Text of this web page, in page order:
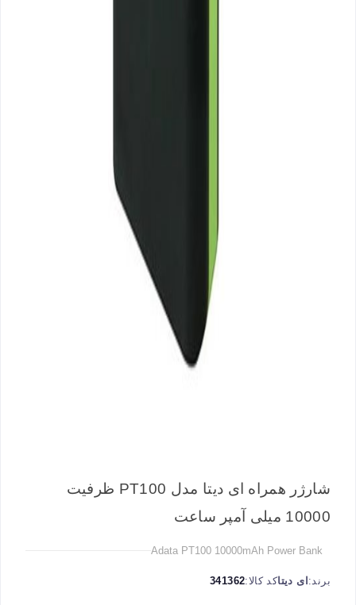
شارژر همراه ای دیتا مدل PT100 ظرفیت
10000 میلی آمپر ساعت
Adata PT100 10000mAh Power Bank
برند: ای دیتاکد کالا:341362